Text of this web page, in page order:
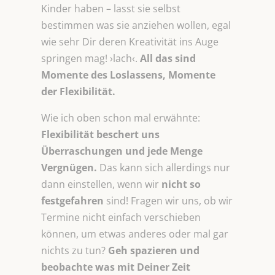
Kinder haben – lasst sie selbst
bestimmen was sie anziehen wollen, egal
wie sehr Dir deren Kreativität ins Auge
springen mag! ›lach‹. All das sind
Momente des Loslassens, Momente
der Flexibilität.
Wie ich oben schon mal erwähnte:
Flexibilität beschert uns
Überraschungen und jede Menge
Vergnügen. Das kann sich allerdings nur
dann einstellen, wenn wir nicht so
festgefahren sind! Fragen wir uns, ob wir
Termine nicht einfach verschieben
können, um etwas anderes oder mal gar
nichts zu tun? Geh spazieren und
beobachte was mit Deiner Zeit